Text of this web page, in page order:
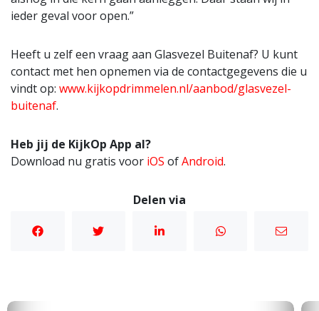
ieder geval voor open.”
Heeft u zelf een vraag aan Glasvezel Buitenaf? U kunt
contact met hen opnemen via de contactgegevens die u
vindt op: www.kijkopdrimmelen.nl/aanbod/glasvezel-
buitenaf.
Heb jij de KijkOp App al?
Download nu gratis voor iOS ofAndroid.
Delen via